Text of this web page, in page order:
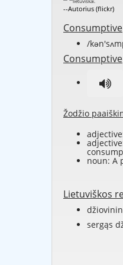
--Autorius (flickr)
Consumptive
/
Consumptive
Žodžio
noun: A
Lietuviškos
sergąs